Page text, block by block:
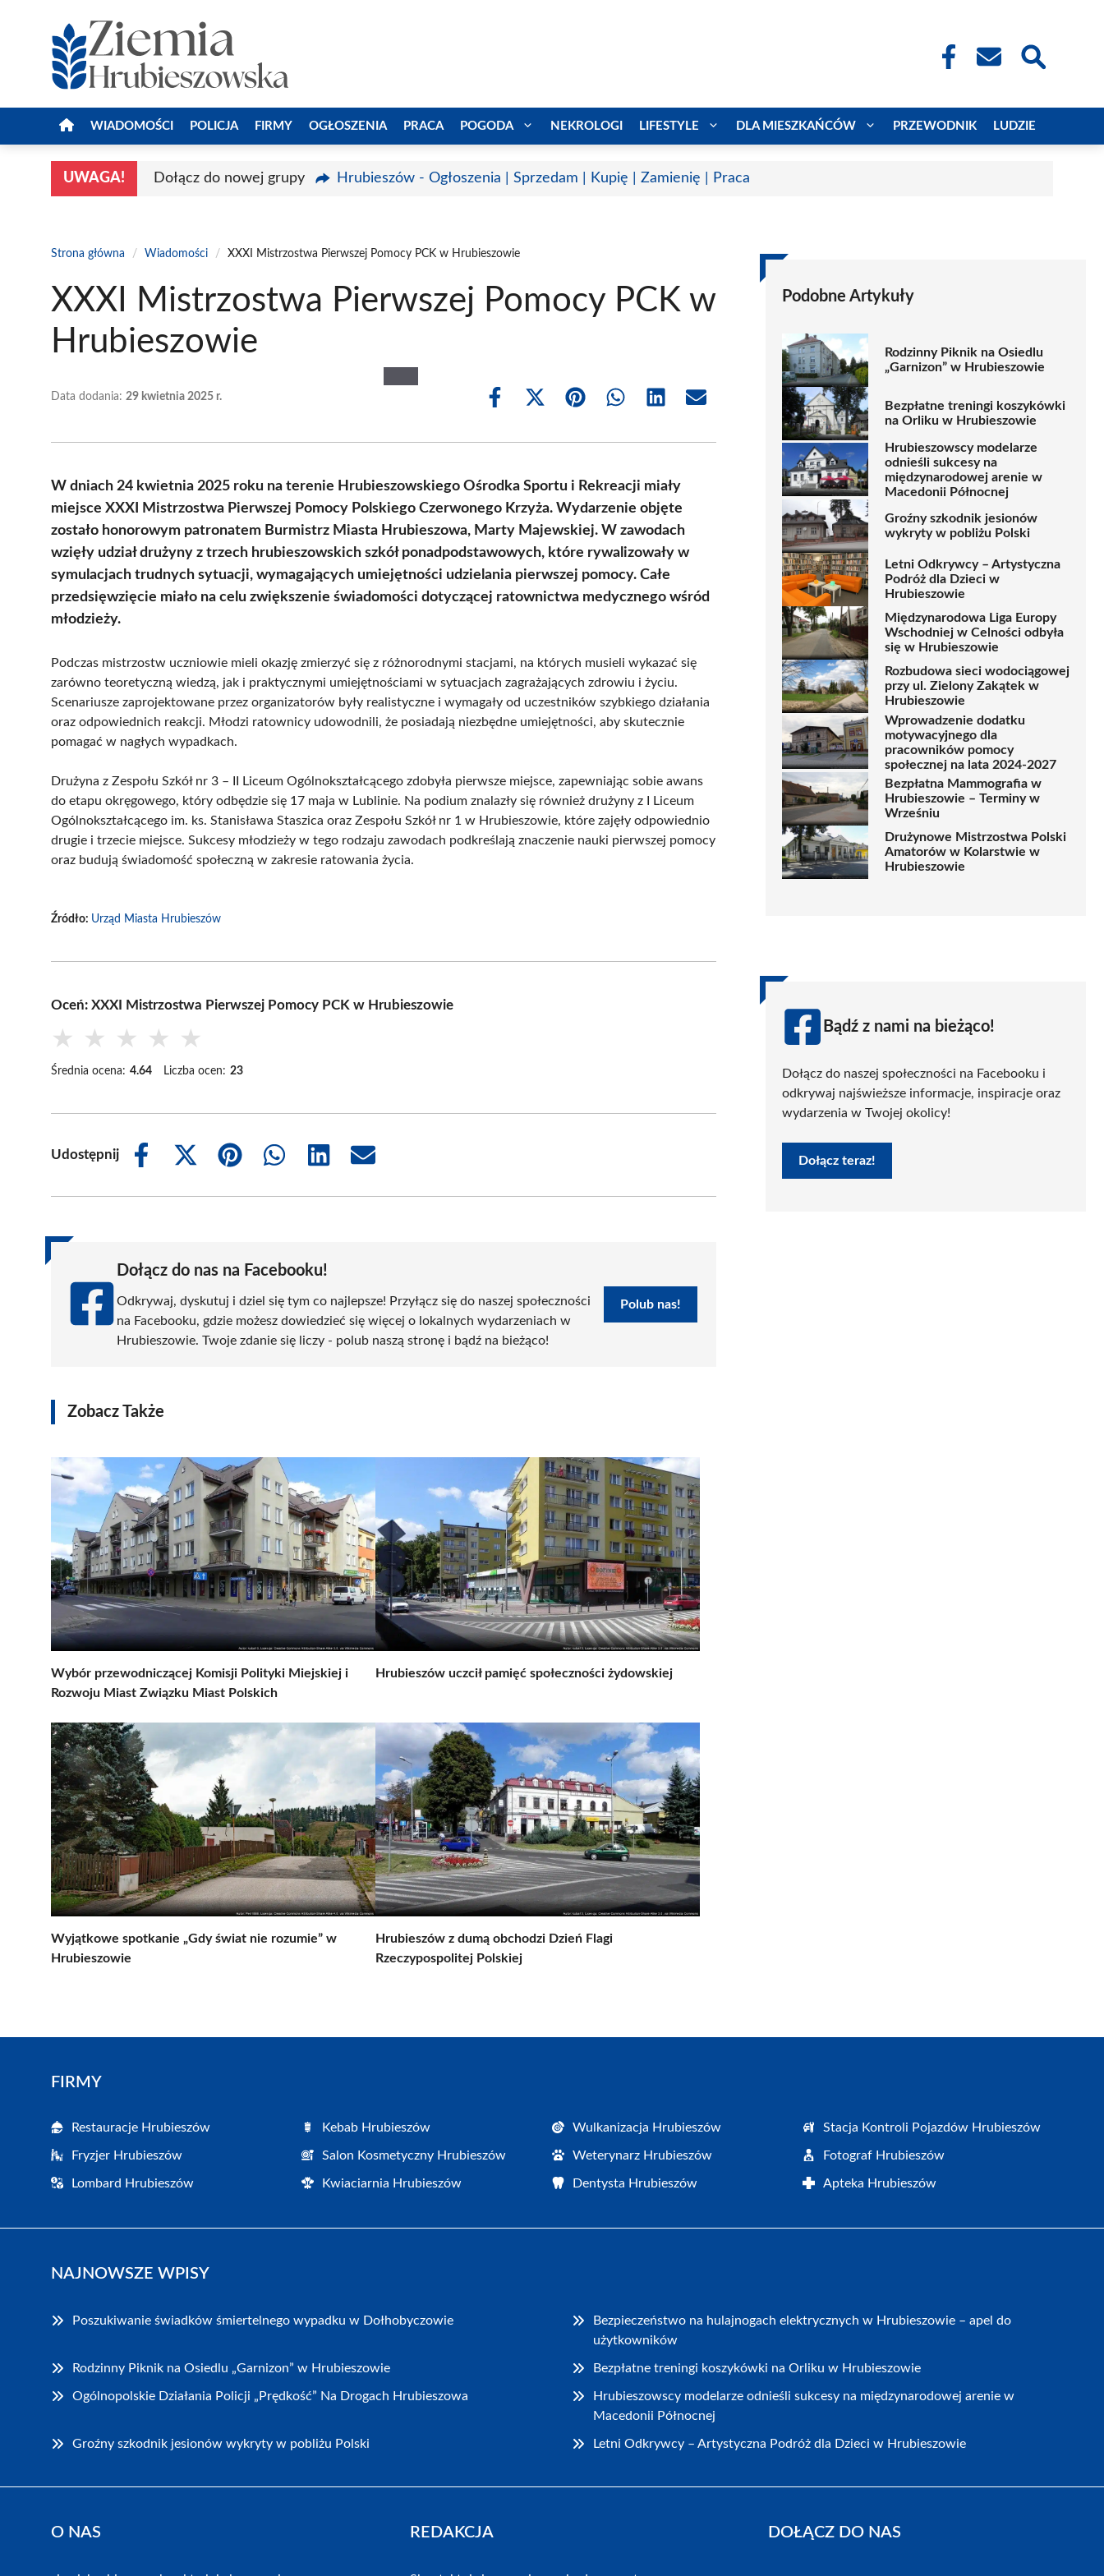
WIADOMOŚCI POLICJA FIRMY OGŁOSZENIA PRACA POGODA NEKROLOGI LIFESTYLE DLA MIESZKAŃCÓW PRZEWODNIK LUDZIE
UWAGA! Dołącz do nowej grupy Hrubieszów - Ogłoszenia | Sprzedam | Kupię | Zamienię | Praca
Strona główna / Wiadomości / XXXI Mistrzostwa Pierwszej Pomocy PCK w Hrubieszowie
XXXI Mistrzostwa Pierwszej Pomocy PCK w
Hrubieszowie
Data dodania: 29 kwietnia 2025 r.
Share
Share
(Twitter)
Share Share Share Share
W dniach 24 kwietnia 2025 roku na terenie Hrubieszowskiego Ośrodka Sportu i Rekreacji miały
miejsce XXXI Mistrzostwa Pierwszej Pomocy Polskiego Czerwonego Krzyża. Wydarzenie objęte
zostało honorowym patronatem Burmistrz Miasta Hrubieszowa, Marty Majewskiej. W zawodach
wzięły udział drużyny z trzech hrubieszowskich szkół ponadpodstawowych, które rywalizowały w
symulacjach trudnych sytuacji, wymagających umiejętności udzielania pierwszej pomocy. Całe
przedsięwzięcie miało na celu zwiększenie świadomości dotyczącej ratownictwa medycznego wśród
młodzieży.
Podczas mistrzostw uczniowie mieli okazję zmierzyć się z różnorodnymi stacjami, na których musieli wykazać się
zarówno teoretyczną wiedzą, jak i praktycznymi umiejętnościami w sytuacjach zagrażających zdrowiu i życiu.
Scenariusze zaprojektowane przez organizatorów były realistyczne i wymagały od uczestników szybkiego działania
oraz odpowiednich reakcji. Młodzi ratownicy udowodnili, że posiadają niezbędne umiejętności, aby skutecznie
pomagać w nagłych wypadkach.
Drużyna z Zespołu Szkół nr 3 – II Liceum Ogólnokształcącego zdobyła pierwsze miejsce, zapewniając sobie awans
do etapu okręgowego, który odbędzie się 17 maja w Lublinie. Na podium znalazły się również drużyny z I Liceum
Ogólnokształcącego im. ks. Stanisława Staszica oraz Zespołu Szkół nr 1 w Hrubieszowie, które zajęły odpowiednio
drugie i trzecie miejsce. Sukcesy młodzieży w tego rodzaju zawodach podkreślają znaczenie nauki pierwszej pomocy
oraz budują świadomość społeczną w zakresie ratowania życia.
Źródło: Urząd Miasta Hrubieszów
Oceń: XXXI Mistrzostwa Pierwszej Pomocy PCK w Hrubieszowie
★ ★ ★ ★ ★
Średnia ocena: 4.64 Liczba ocen: 23
Udostępnij
Share
Share
(Twitter)
Share
Share
Share
Share
Dołącz do nas na Facebooku!
Odkrywaj, dyskutuj i dziel się tym co najlepsze! Przyłącz się do naszej społeczności
na Facebooku, gdzie możesz dowiedzieć się więcej o lokalnych wydarzeniach w
Hrubieszowie. Twoje zdanie się liczy - polub naszą stronę i bądź na bieżąco!
Polub nas!
Zobacz Także
Wybór przewodniczącej Komisji Polityki Miejskiej i
Rozwoju Miast Związku Miast Polskich
Hrubieszów uczcił pamięć społeczności żydowskiej
Wyjątkowe spotkanie „Gdy świat nie rozumie” w
Hrubieszowie
Hrubieszów z dumą obchodzi Dzień Flagi
Rzeczypospolitej Polskiej
Podobne Artykuły
Rodzinny Piknik na Osiedlu
„Garnizon” w Hrubieszowie
Bezpłatne treningi koszykówki
na Orliku w Hrubieszowie
Hrubieszowscy modelarze
odnieśli sukcesy na
międzynarodowej arenie w
Macedonii Północnej
Groźny szkodnik jesionów
wykryty w pobliżu Polski
Letni Odkrywcy – Artystyczna
Podróż dla Dzieci w
Hrubieszowie
Międzynarodowa Liga Europy
Wschodniej w Celności odbyła
się w Hrubieszowie
Rozbudowa sieci wodociągowej
przy ul. Zielony Zakątek w
Hrubieszowie
Wprowadzenie dodatku
motywacyjnego dla
pracowników pomocy
społecznej na lata 2024-2027
Bezpłatna Mammografia w
Hrubieszowie – Terminy w
Wrześniu
Drużynowe Mistrzostwa Polski
Amatorów w Kolarstwie w
Hrubieszowie
Bądź z nami na bieżąco!
Dołącz do naszej społeczności na Facebooku i
odkrywaj najświeższe informacje, inspiracje oraz
wydarzenia w Twojej okolicy!
Dołącz teraz!
FIRMY
Restauracje Hrubieszów Kebab Hrubieszów Wulkanizacja Hrubieszów Stacja Kontroli Pojazdów Hrubieszów
Fryzjer Hrubieszów Salon Kosmetyczny Hrubieszów Weterynarz Hrubieszów Fotograf Hrubieszów
Lombard Hrubieszów Kwiaciarnia Hrubieszów Dentysta Hrubieszów Apteka Hrubieszów
NAJNOWSZE WPISY
Poszukiwanie świadków śmiertelnego wypadku w Dołhobyczowie
Bezpieczeństwo na hulajnogach elektrycznych w Hrubieszowie – apel do
użytkowników
Rodzinny Piknik na Osiedlu „Garnizon” w Hrubieszowie Bezpłatne treningi koszykówki na Orliku w Hrubieszowie
Ogólnopolskie Działania Policji „Prędkość” Na Drogach Hrubieszowa
Hrubieszowscy modelarze odnieśli sukcesy na międzynarodowej arenie w
Macedonii Północnej
Groźny szkodnik jesionów wykryty w pobliżu Polski Letni Odkrywcy – Artystyczna Podróż dla Dzieci w Hrubieszowie
O NAS REDAKCJA DOŁĄCZ DO NAS